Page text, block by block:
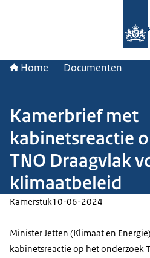
Home Documenten
Kamerbrief met
kabinetsreactie
TNO Draagvlak
klimaatbeleid
Kamerstuk10-06-2024
Minister Jetten (Klimaat en
kabinetsreactie op het onderzoek